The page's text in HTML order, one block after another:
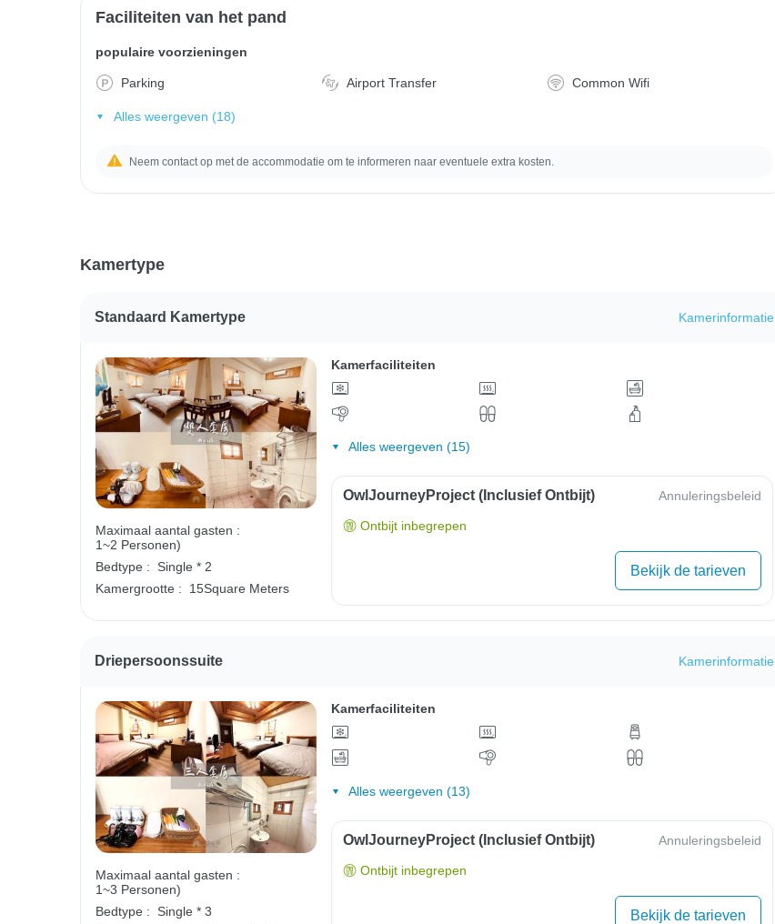
Faciliteiten van het pand
populaire voorzieningen
Parking Airport Transfer Common Wifi
Alles weergeven (18)
Neem contact op met de accommodatie om te informeren naar eventuele extra kosten.
Kamertype
Standaard Kamertype Kamerinformatie
Maximaal aantal gasten :
1~2 Personen)
Bedtype :
Single * 2
Kamergrootte :
15Square Meters
Kamerfaciliteiten
Alles weergeven (15)
OwlJourneyProject (inclusief Ontbijt) Annuleringsbeleid
Ontbijt inbegrepen
Bekijk de tarieven
Driepersoonssuite Kamerinformatie
Maximaal aantal gasten :
1~3 Personen)
Bedtype :
Single * 3
Kamerfaciliteiten
Alles weergeven (13)
OwlJourneyProject (inclusief Ontbijt) Annuleringsbeleid
Ontbijt inbegrepen
Bekijk de tarieven